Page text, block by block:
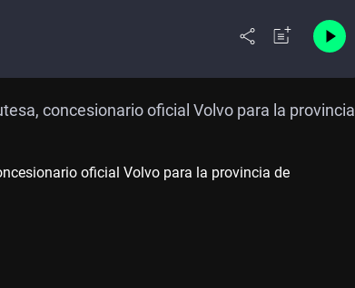
concesionario oficial Volvo para la provincia
oficial Volvo para la provincia de